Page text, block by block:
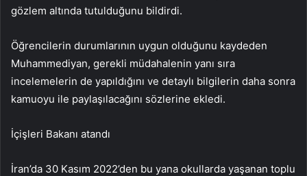
gözlem altında tutulduğunu bildirdi.
Öğrencilerin durumlarının uygun olduğunu kaydeden
Muhammediyan, gerekli müdahalenin yanı sıra
incelemelerin de yapıldığını ve detaylı bilgilerin daha sonra
kamuoyu ile paylaşılacağını sözlerine ekledi.
İçişleri Bakanı atandı
İran’da 30 Kasım 2022’den bu yana okullarda yaşanan toplu